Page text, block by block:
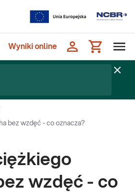
Wyniki online
bez wzdęć - co oznacza?
wzdęć - co